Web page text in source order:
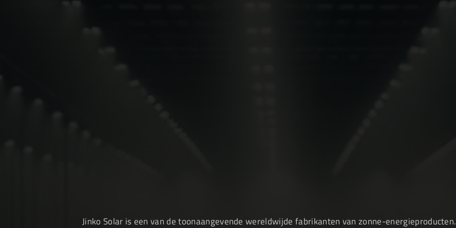
Innovatie
Jinko Solar is een van de toonaangevende wereldwijde fabrikanten van zonne-energieproducten.